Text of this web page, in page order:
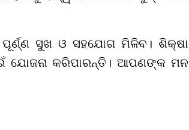
ସୁଖ ଓ ସହଯୋଗ ମିଳିବ। ଶିକ୍ଷା
ଯୋଜନା କରିପାରନ୍ତି। ଆପଣଙ୍କ ମନ